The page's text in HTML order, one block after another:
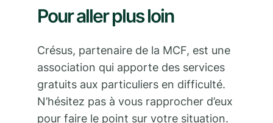
Pour aller plus loin
Crésus, partenaire de la MCF, est une
association qui apporte des services
gratuits aux particuliers en difficulté.
N’hésitez pas à vous rapprocher d’eux
pour faire le point sur votre situation.